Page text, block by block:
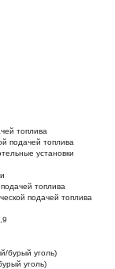
топлива
подачей топлива
установки
топлива
подачей топлива
бурый уголь)
уголь)